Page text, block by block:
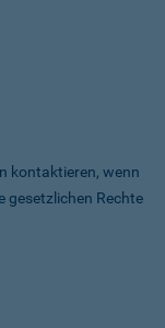
kontaktieren, wenn
gesetzlichen Rechte